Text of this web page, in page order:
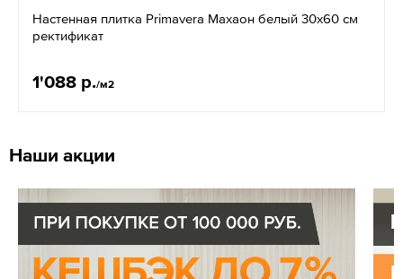
Настенная плитка Primavera Махаон белый 30x60 см
ректификат
1'088 р./м2
Наши акции